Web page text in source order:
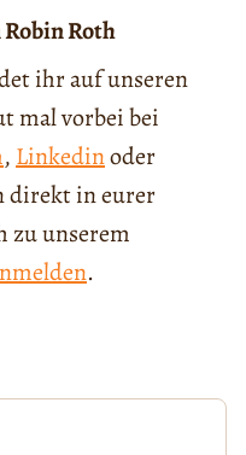
Roth
ihr auf unseren
mal vorbei bei
, Linkedinoder
direkt in eurer
zu unserem
.